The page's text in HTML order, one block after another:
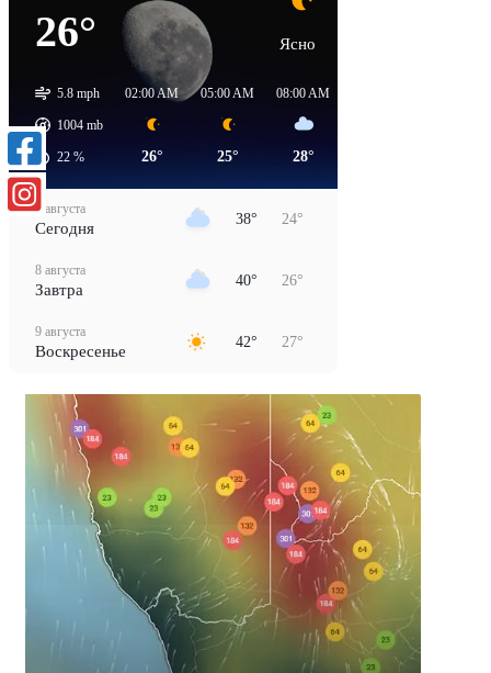
26° Ясно
5.8 mph
1004 mb
22 %
02:00 AM
26°
05:00 AM
25°
08:00 AM
28°
7 августа
Сегодня 38° 24°
8 августа
Завтра 40° 26°
9 августа
Воскресенье 42° 27°
10 августа
Понедельник 42°
11 августа
Вторник 27°
12 августа
43° 28°
43° 27°